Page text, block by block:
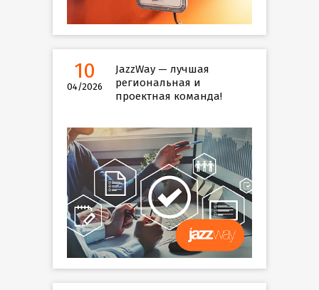
10
04/2026
JazzWay — лучшая
региональная и
проектная команда!